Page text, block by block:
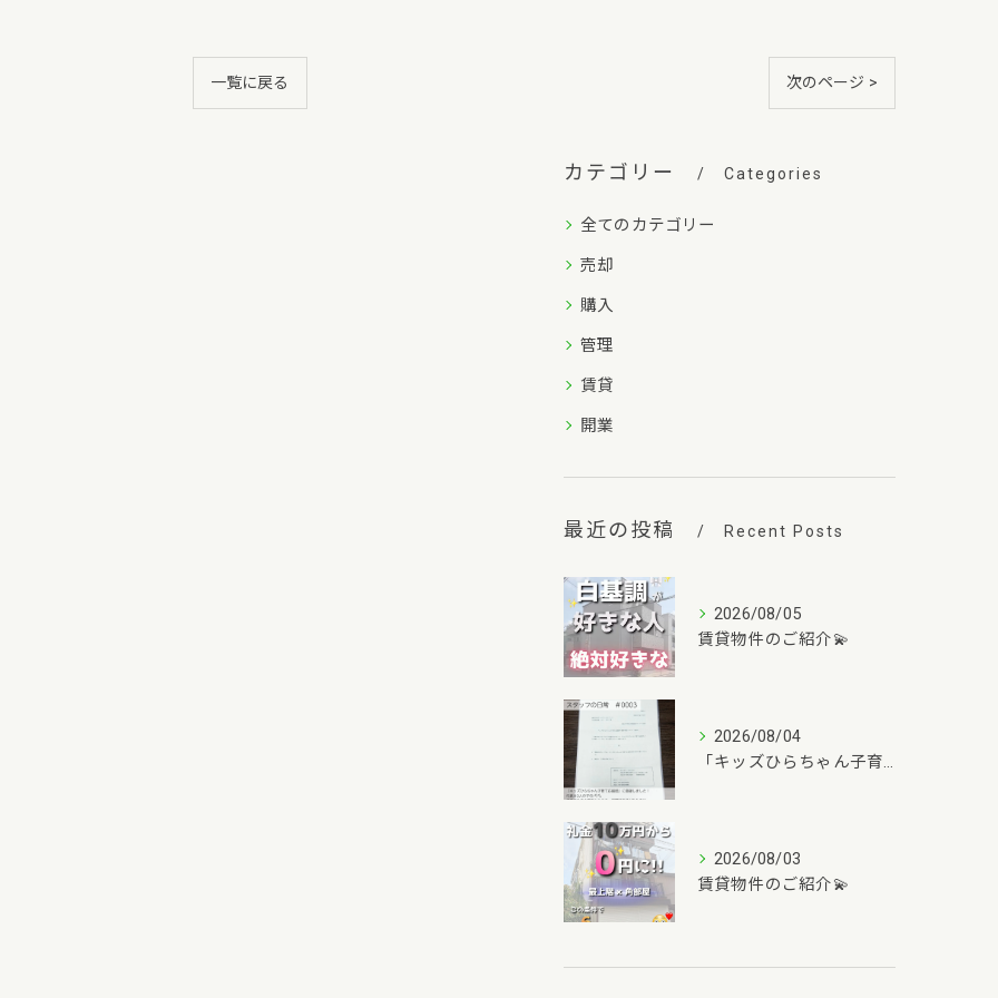
一覧に戻る 次のページ >
カテゴリー Categories
全てのカテゴリー
売却
購入
管理
賃貸
開業
最近の投稿 Recent Posts
2026/08/05
賃貸物件のご紹介💫
2026/08/04
「キッズひらちゃん子育て応援団」に登録しました✨
2026/08/03
賃貸物件のご紹介💫